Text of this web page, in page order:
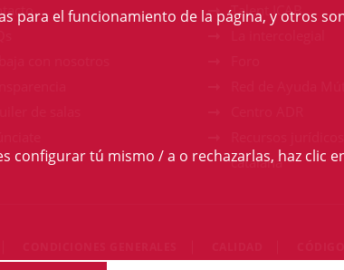
Talent ICAB
catalana
para el funcionamiento de la página, y otros
configurar tú mismo / a o rechazarlas, haz clic